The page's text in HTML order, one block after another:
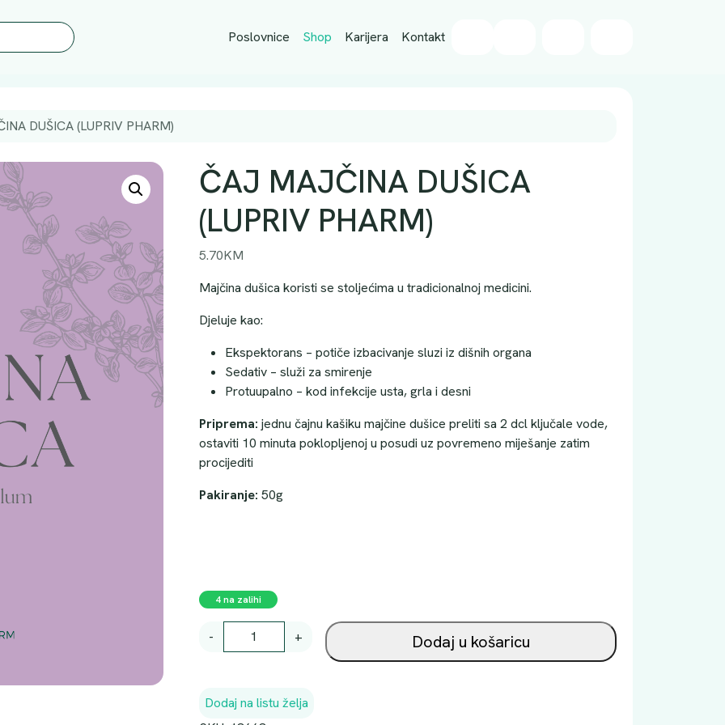
Poslovnice Shop Karijera Kontakt
DUŠICA (LUPRIV PHARM)
ČAJ MAJČINA DUŠICA
(LUPRIV PHARM)
5.70KM
Majčina dušica koristi se stoljećima u tradicionalnoj medicini.
Djeluje kao:
Ekspektorans – potiče izbacivanje sluzi iz dišnih organa
Sedativ – služi za smirenje
Protuupalno – kod infekcije usta, grla i desni
Priprema: jednu čajnu kašiku majčine dušice preliti sa 2 dcl ključale vode,
ostaviti 10 minuta poklopljenoj u posudi uz povremeno miješanje zatim
procijediti
Pakiranje: 50g
4 na zalihi
-
A
+ Dodaj u košaricu
Dodaj na listu želja